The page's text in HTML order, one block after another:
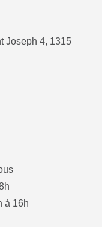
Joseph 4, 1315
à 16h